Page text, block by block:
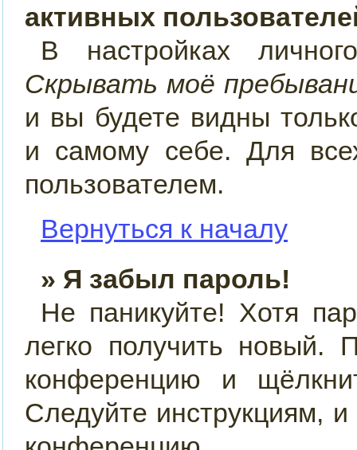
активных
В настройках
Скрывать моё
и вы будете видны
и самому себе. Для
пользователем.
Вернуться к началу
» Я забыл пароль!
Не паникуйте! Хотя
легко получить новый.
конференцию и
Следуйте инструкциям,